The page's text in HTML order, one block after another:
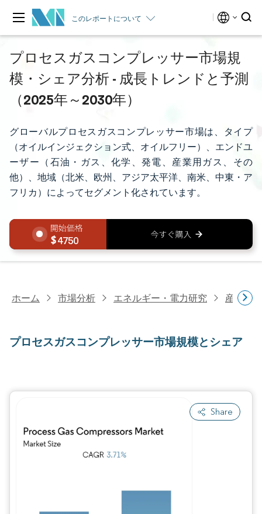
このレポートについて
プロセスガスコンプレッサー市場規
模・シェア分析 - 成長トレンドと予測
（2025年～2030年）
グローバルプロセスガスコンプレッサー市場は、タイプ
（オイルインジェクション式、オイルフリー）、エンドユ
ーザー（石油・ガス、化学、発電、産業用ガス、その
他）、地域（北米、欧州、アジア太平洋、南米、中東・ア
フリカ）によってセグメント化されています。
4750
ホーム 市場分析 エネルギー・電力研究 産業機
プロセスガスコンプレッサー市場規模とシェア
Share